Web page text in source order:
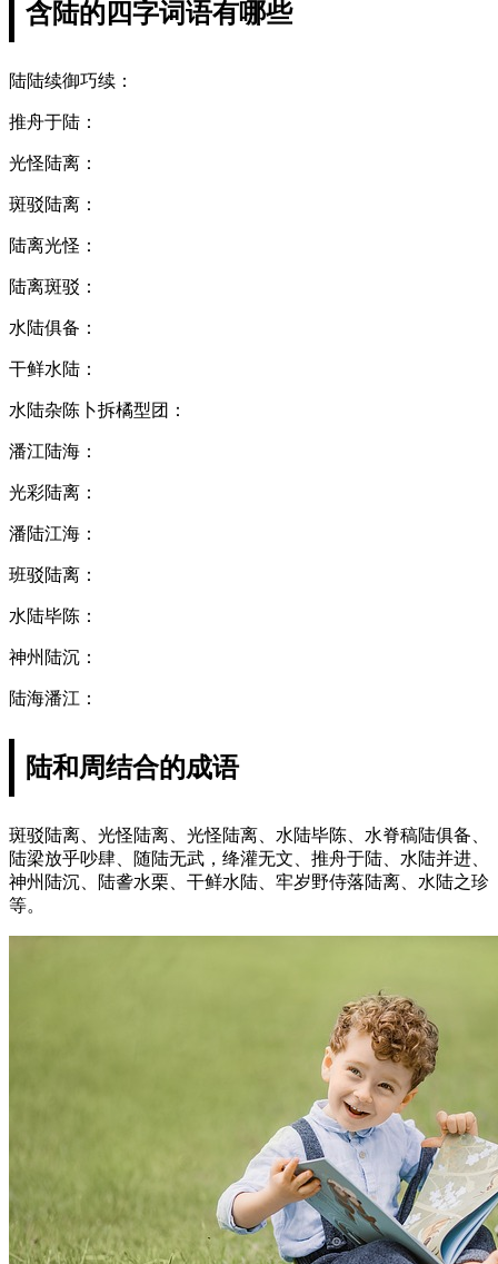
含陆的四字词语有哪些
陆陆续御巧续：
推舟于陆：
光怪陆离：
斑驳陆离：
陆离光怪：
陆离斑驳：
水陆俱备：
干鲜水陆：
水陆杂陈卜拆橘型团：
潘江陆海：
光彩陆离：
潘陆江海：
班驳陆离：
水陆毕陈：
神州陆沉：
陆海潘江：
陆和周结合的成语
斑驳陆离、光怪陆离、光怪陆离、水陆毕陈、水脊稿陆俱备、
陆梁放乎吵肆、随陆无武，绛灌无文、推舟于陆、水陆并进、
神州陆沉、陆詟水栗、干鲜水陆、牢岁野侍落陆离、水陆之珍
等。